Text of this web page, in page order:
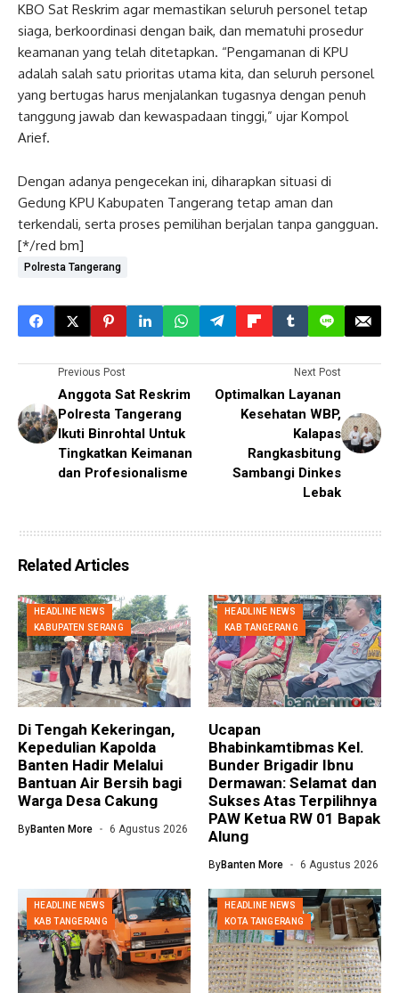
KBO Sat Reskrim agar memastikan seluruh personel tetap
siaga, berkoordinasi dengan baik, dan mematuhi prosedur
keamanan yang telah ditetapkan. “Pengamanan di KPU
adalah salah satu prioritas utama kita, dan seluruh personel
yang bertugas harus menjalankan tugasnya dengan penuh
tanggung jawab dan kewaspadaan tinggi,” ujar Kompol
Arief.
Dengan adanya pengecekan ini, diharapkan situasi di
Gedung KPU Kabupaten Tangerang tetap aman dan
terkendali, serta proses pemilihan berjalan tanpa gangguan.
[*/red bm]
Polresta Tangerang
Previous Post
Anggota Sat Reskrim
Polresta Tangerang
Ikuti Binrohtal Untuk
Tingkatkan Keimanan
dan Profesionalisme
Next Post
Optimalkan Layanan
Kesehatan WBP,
Kalapas
Rangkasbitung
Sambangi Dinkes
Lebak
Related Articles
HEADLINE NEWS
KABUPATEN SERANG
Di Tengah Kekeringan,
Kepedulian Kapolda
Banten Hadir Melalui
Bantuan Air Bersih bagi
Warga Desa Cakung
ByBanten More 6 Agustus 2026
HEADLINE NEWS
KAB TANGERANG
Ucapan
Bhabinkamtibmas Kel.
Bunder Brigadir Ibnu
Dermawan: Selamat dan
Sukses Atas Terpilihnya
PAW Ketua RW 01 Bapak
Alung
ByBanten More 6 Agustus 2026
HEADLINE NEWS
KAB TANGERANG
HEADLINE NEWS
KOTA TANGERANG